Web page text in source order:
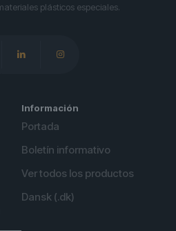
plásticos especiales.
Información
Portada
Boletín informativo
Ver todos los productos
Dansk (.dk)